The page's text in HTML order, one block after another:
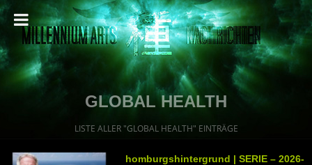
GLOBAL HEALTH
LISTE ALLER "GLOBAL HEALTH" EINTRÄGE
homburgshintergrund | SERIE – 2026-